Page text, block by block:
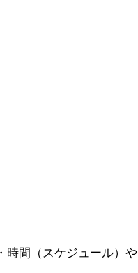
時間（スケジュール）や